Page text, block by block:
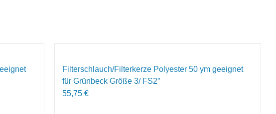
Filterschlauch/Filterkerze Polyester 50 ym geeignet
für Grünbeck Größe 3/ FS2″
55,75€